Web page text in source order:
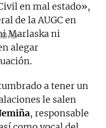
en mal estado»,
de la AUGC en
Marlaska ni
alegar
a tener un
le salen
, responsable